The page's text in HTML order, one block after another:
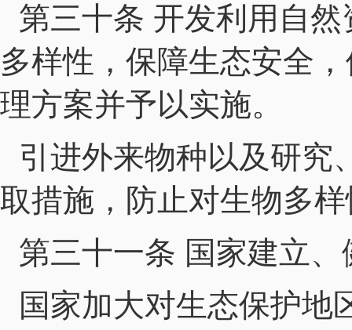
第三十条 开发利用自
多样性，保障生态安全
理方案并予以实施。
引进外来物种以及研究
取措施，防止对生物多
第三十一条 国家建立
国家加大对生态保护地